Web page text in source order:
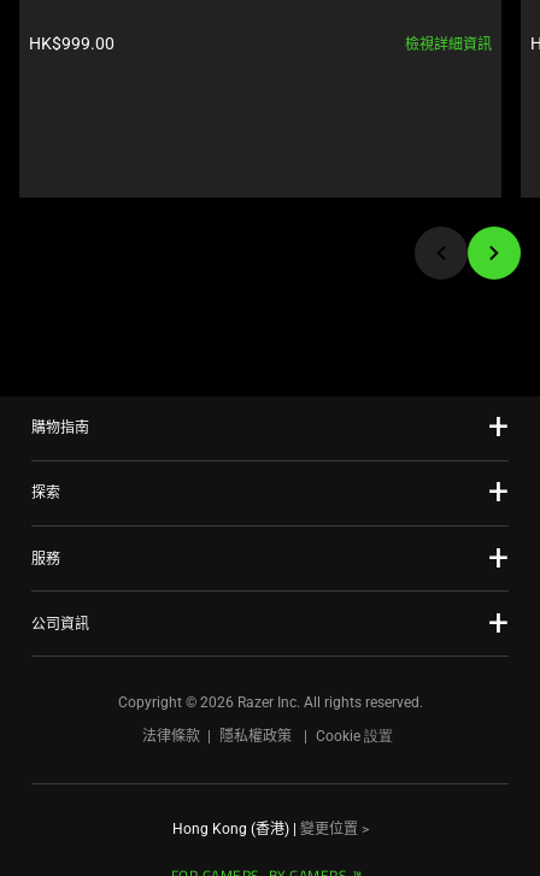
and
or
dots.
產品價格:
HK$999.00 檢視詳細資訊
購物指南
探索
服務
公司資訊
Copyright © 2026 Razer Inc. All rights reserved.
法律條款
隱私權政策 Cookie 設置
Hong Kong (香港)| 變更位置 >